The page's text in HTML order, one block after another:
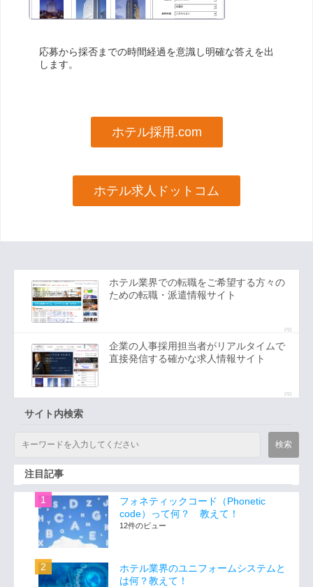
応募から採否までの時間経過を意識し明確な答えを出
します。
ホテル採用.com
ホテル求人ドットコム
PR
ホテル業界での転職をご希望する方々の
ための転職・派遣情報サイト
PR
企業の人事採用担当者がリアルタイムで
直接発信する確かな求人情報サイト
サイト内検索
注目記事
フォネティックコード（Phonetic
code）って何？ 教えて！
12件のビュー
ホテル業界のユニフォームシステムと
は何？教えて！